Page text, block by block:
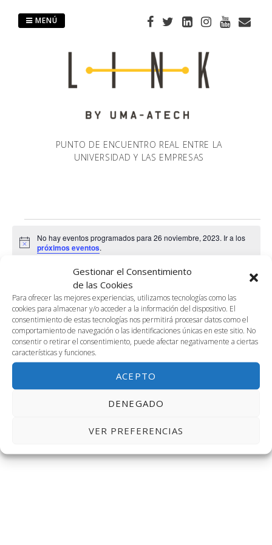
Gestionar el Consentimiento
de las Cookies
Para ofrecer las mejores experiencias, utilizamos tecnologías como las
cookies para almacenar y/o acceder a la información del dispositivo. El
consentimiento de estas tecnologías nos permitirá procesar datos como el
comportamiento de navegación o las identificaciones únicas en este sitio. No
consentir o retirar el consentimiento, puede afectar negativamente a ciertas
características y funciones.
ACEPTO
DENEGADO
VER PREFERENCIAS
PUNTO DE ENCUENTRO REAL ENTRE LA
UNIVERSIDAD Y LAS EMPRESAS
MENÚ
Eventos
26
noviembre,
2023
Aviso
No hay eventos programados para 26 noviembre, 2023. Ir a los
próximos eventos.
de
BUSCAR
de
DÍA
2023-11-26
Selecciona
la
fecha.
Día anterior Siguiente día
SUSCRIBIRSE AL CALENDARIO